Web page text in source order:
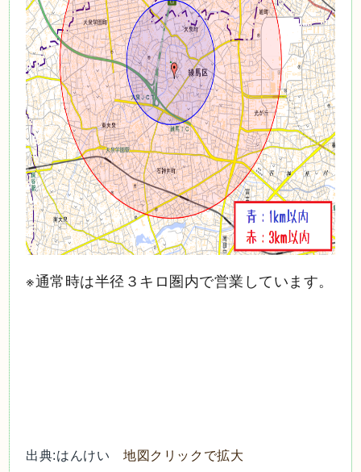
※通常時は半径３キロ圏内で営業しています。
出典:はんけい地図クリックで拡大